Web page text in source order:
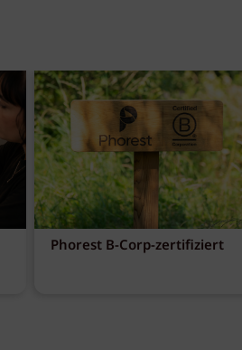
Phorest B-Corp-zertifiziert